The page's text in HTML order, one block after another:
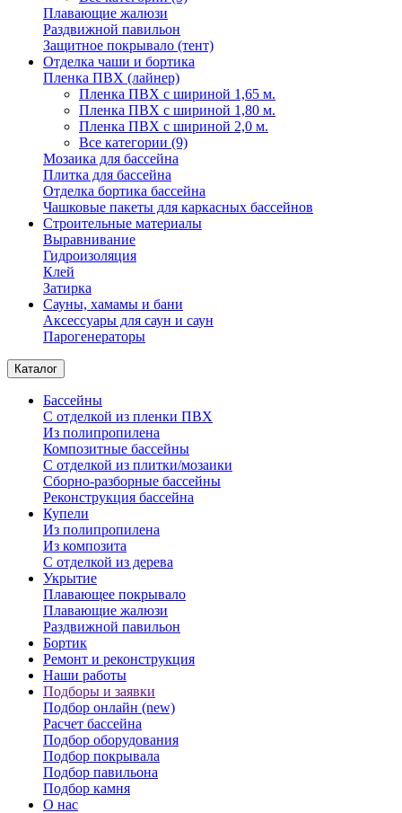
Плавающие жалюзи
Раздвижной павильон
Защитное покрывало (тент)
Отделка чаши и бортика
Пленка ПВХ (лайнер)
Пленка ПВХ с шириной 1,65 м.
Пленка ПВХ с шириной 1,80 м.
Пленка ПВХ с шириной 2,0 м.
Все категории (9)
Мозаика для бассейна
Плитка для бассейна
Отделка бортика бассейна
Чашковые пакеты для каркасных бассейнов
Строительные материалы
Выравнивание
Гидроизоляция
Клей
Затирка
Сауны, хамамы и бани
Аксессуары для саун и саун
Парогенераторы
Каталог
Бассейны
С отделкой из пленки ПВХ
Из полипропилена
Композитные бассейны
С отделкой из плитки/мозаики
Сборно-разборные бассейны
Реконструкция бассейна
Купели
Из полипропилена
Из композита
С отделкой из дерева
Укрытие
Плавающее покрывало
Плавающие жалюзи
Раздвижной павильон
Бортик
Ремонт и реконструкция
Наши работы
Подборы и заявки
Подбор онлайн (new)
Расчет бассейна
Подбор оборудования
Подбор покрывала
Подбор павильона
Подбор камня
О нас